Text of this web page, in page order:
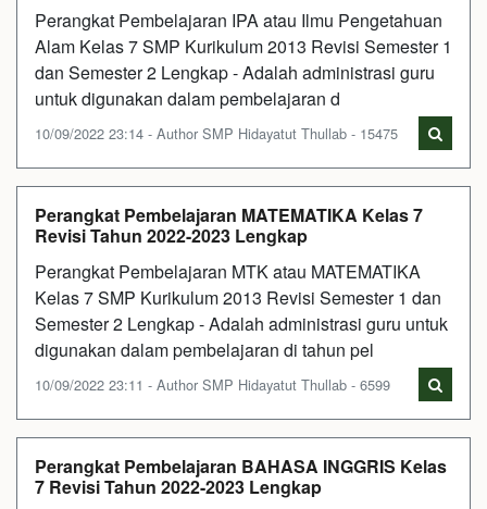
Perangkat Pembelajaran IPA atau Ilmu Pengetahuan
Alam Kelas 7 SMP Kurikulum 2013 Revisi Semester 1
dan Semester 2 Lengkap - Adalah administrasi guru
untuk digunakan dalam pembelajaran d
10/09/2022 23:14 - Author SMP Hidayatut Thullab - 15475
Perangkat Pembelajaran MATEMATIKA Kelas 7
Revisi Tahun 2022-2023 Lengkap
Perangkat Pembelajaran MTK atau MATEMATIKA
Kelas 7 SMP Kurikulum 2013 Revisi Semester 1 dan
Semester 2 Lengkap - Adalah administrasi guru untuk
digunakan dalam pembelajaran di tahun pel
10/09/2022 23:11 - Author SMP Hidayatut Thullab - 6599
Perangkat Pembelajaran BAHASA INGGRIS Kelas
7 Revisi Tahun 2022-2023 Lengkap